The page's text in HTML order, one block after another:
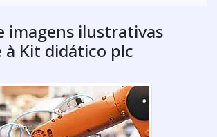
imagens ilustrativas
Kit didático plc